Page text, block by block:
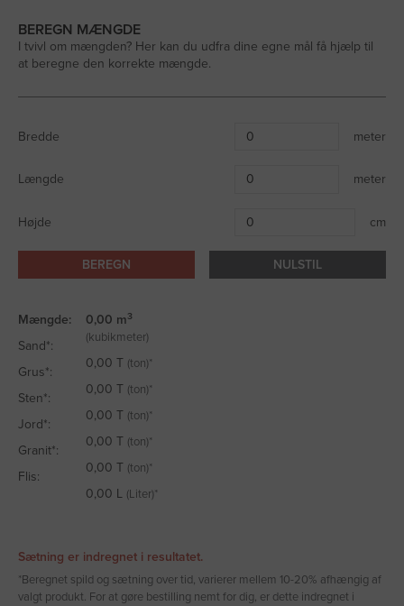
BEREGN MÆNGDE
I tvivl om mængden? Her kan du udfra dine egne mål få hjælp til
at beregne den korrekte mængde.
Bredde meter
Længde meter
Højde cm
BEREGN NULSTIL
Mængde:
Sand*:
Grus*:
Sten*:
Jord*:
Granit*:
Flis:
0,00 m3
(kubikmeter)
0,00 T (ton)*
0,00 T (ton)*
0,00 T (ton)*
0,00 T (ton)*
0,00 T (ton)*
0,00 L (Liter)*
Sætning er indregnet i resultatet.
*Beregnet spild og sætning over tid, varierer mellem 10-20% afhængig af
valgt produkt. For at gøre bestilling nemt for dig, er dette indregnet i